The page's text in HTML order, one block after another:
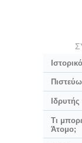
Τι
Άτομο;